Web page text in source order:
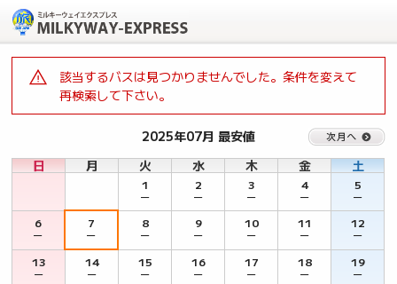
該当するバスは見つかりませんでした。条件を変えて
再検索して下さい。
2025年07月 最安値
日
月 火 水 木 金 土
1
－
2
－
3
－
4
－
5
－
6
－
7
－
8
－
9
－
10
－
11
－
12
－
13
－
14
－
15
－
16
－
17
－
18
－
19
－